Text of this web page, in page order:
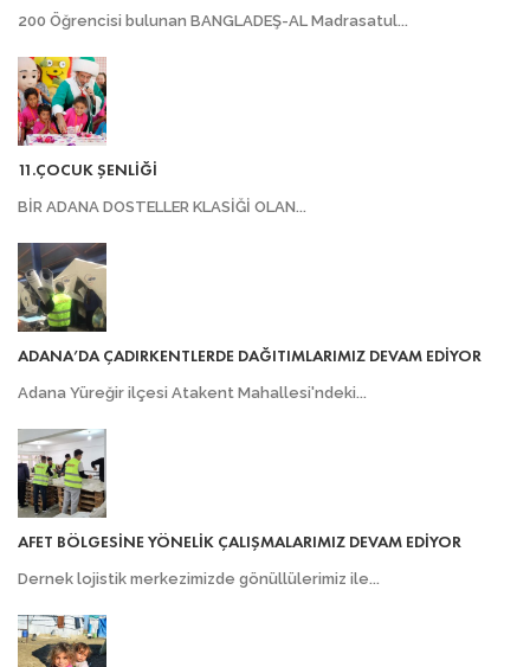
200 Öğrencisi bulunan BANGLADEŞ-AL Madrasatul...
11.ÇOCUK ŞENLİĞİ
BİR ADANA DOSTELLER KLASİĞİ OLAN...
ADANA’DA ÇADIRKENTLERDE DAĞITIMLARIMIZ DEVAM EDİYOR
Adana Yüreğir ilçesi Atakent Mahallesi'ndeki...
AFET BÖLGESİNE YÖNELİK ÇALIŞMALARIMIZ DEVAM EDİYOR
Dernek lojistik merkezimizde gönüllülerimiz ile...